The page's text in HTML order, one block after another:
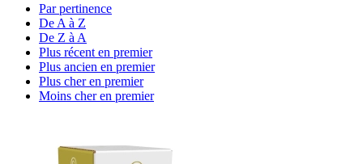
Par pertinence
De A à Z
De Z à A
Plus récent en premier
Plus ancien en premier
Plus cher en premier
Moins cher en premier